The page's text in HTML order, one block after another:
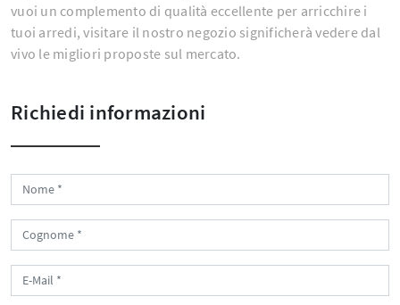
vuoi un complemento di qualità eccellente per arricchire i
tuoi arredi, visitare il nostro negozio significherà vedere dal
vivo le migliori proposte sul mercato.
Richiedi informazioni